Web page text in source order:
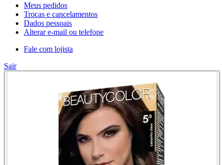
Meus pedidos
Trocas e cancelamentos
Dados pessoais
Alterar e-mail ou telefone
Fale com lojista
Sair